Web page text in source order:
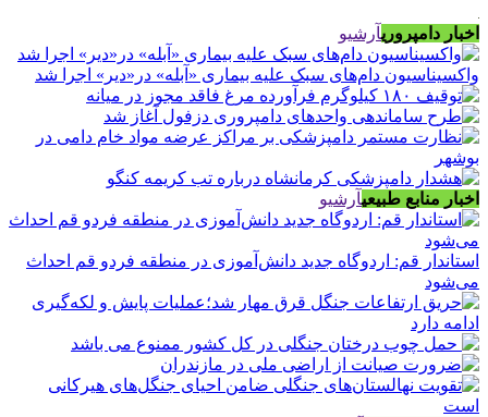
اخبار دامپروریآرشیو
واکسیناسیون دام‌های سبک علیه بیماری «آبله» در«دیر» اجرا شد
اخبار منابع طبیعیآرشیو
استاندار قم: اردوگاه جدید دانش‌آموزی در منطقه فردو قم احداث
می‌شود